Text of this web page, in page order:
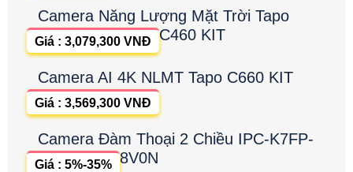
Camera Năng Lượng Mặt Trời Tapo
C460 KIT
Giá : 3,079,300 VNĐ
Camera AI 4K NLMT Tapo C660 KIT
Giá : 3,569,300 VNĐ
Camera Đàm Thoại 2 Chiều IPC-K7FP-
8V0N
Giá : 5%-35%